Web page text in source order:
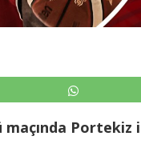
maçında Portekiz